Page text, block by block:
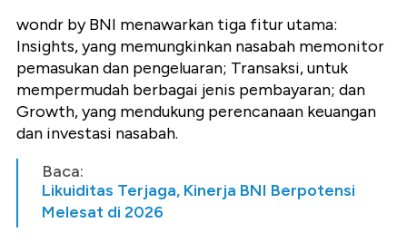
wondr by BNI menawarkan tiga fitur utama:
Insights, yang memungkinkan nasabah memonitor
pemasukan dan pengeluaran; Transaksi, untuk
mempermudah berbagai jenis pembayaran; dan
Growth, yang mendukung perencanaan keuangan
dan investasi nasabah.
Baca:
Likuiditas Terjaga, Kinerja BNI Berpotensi
Melesat di 2026